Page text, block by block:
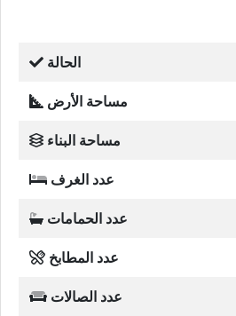
الحالة
مساحة الأرض
مساحة البناء
عدد الغرف
عدد الحمامات
عدد المطابخ
عدد الصالات